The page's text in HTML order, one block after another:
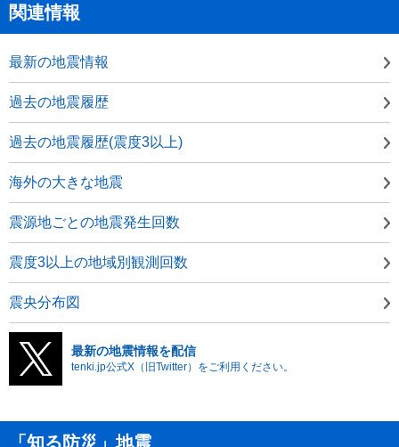
関連情報
最新の地震情報
過去の地震履歴
過去の地震履歴(震度3以上)
海外の大きな地震
震源地ごとの地震発生回数
震度3以上の地域別観測回数
震央分布図
最新の地震情報を配信
tenki.jp公式X（旧Twitter）をご利用ください。
「知る防災」地震